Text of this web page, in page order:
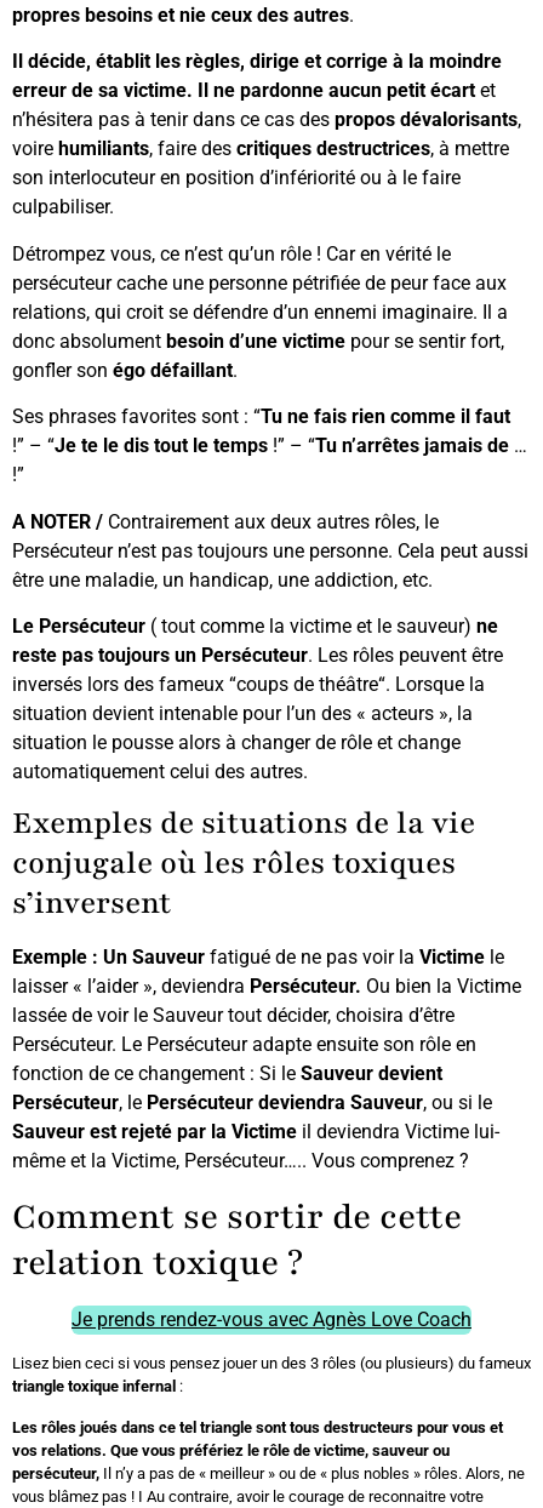
propres besoins et nie ceux des autres.
Il décide, établit les règles, dirige et corrige à la moindre
erreur de sa victime. Il ne pardonne aucun petit écart et
n’hésitera pas à tenir dans ce cas des propos dévalorisants,
voire humiliants, faire des critiques destructrices, à mettre
son interlocuteur en position d’infériorité ou à le faire
culpabiliser.
Détrompez vous, ce n’est qu’un rôle ! Car en vérité le
persécuteur cache une personne pétrifiée de peur face aux
relations, qui croit se défendre d’un ennemi imaginaire. Il a
donc absolument besoin d’une victime pour se sentir fort,
gonfler son égo défaillant.
Ses phrases favorites sont : “Tu ne fais rien comme il faut
!” – “Je te le dis tout le temps !” – “Tu n’arrêtes jamais de …
!”
A NOTER / Contrairement aux deux autres rôles, le
Persécuteur n’est pas toujours une personne. Cela peut aussi
être une maladie, un handicap, une addiction, etc.
Le Persécuteur ( tout comme la victime et le sauveur) ne
reste pas toujours un Persécuteur. Les rôles peuvent être
inversés lors des fameux “coups de théâtre“. Lorsque la
situation devient intenable pour l’un des « acteurs », la
situation le pousse alors à changer de rôle et change
automatiquement celui des autres.
Exemples de situations de la vie
conjugale où les rôles toxiques
s’inversent
Exemple : Un Sauveur fatigué de ne pas voir la Victime le
laisser « l’aider », deviendra Persécuteur. Ou bien la Victime
lassée de voir le Sauveur tout décider, choisira d’être
Persécuteur. Le Persécuteur adapte ensuite son rôle en
fonction de ce changement : Si le Sauveur devient
Persécuteur, le Persécuteur deviendra Sauveur, ou si le
Sauveur est rejeté par la Victime il deviendra Victime lui-
même et la Victime, Persécuteur….. Vous comprenez ?
Comment se sortir de cette
relation toxique ?
Je prends rendez-vous avec Agnès Love Coach
Lisez bien ceci si vous pensez jouer un des 3 rôles (ou plusieurs) du fameux
triangle toxique infernal :
Les rôles joués dans ce tel triangle sont tous destructeurs pour vous et
vos relations. Que vous préfériez le rôle de victime, sauveur ou
persécuteur, Il n’y a pas de « meilleur » ou de « plus nobles » rôles. Alors, ne
vous blâmez pas ! I Au contraire, avoir le courage de reconnaitre votre